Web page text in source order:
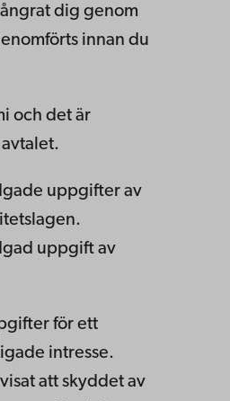
dig genom
innan du
och det är
uppgifter av
uppgift av
för ett
intresse.
att skyddet av